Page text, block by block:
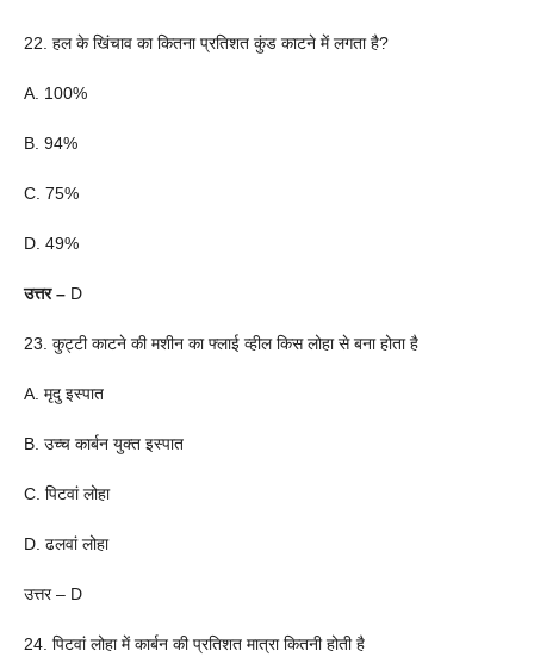
22. हल के खिंचाव का कितना प्रतिशत कुंड काटने में लगता है?
A. 100%
B. 94%
C. 75%
D. 49%
उत्तर – D
23. कुट्टी काटने की मशीन का फ्लाई व्हील किस लोहा से बना होता है
A. मृदु इस्पात
B. उच्च कार्बन युक्त इस्पात
C. पिटवां लोहा
D. ढलवां लोहा
उत्तर – D
24. पिटवां लोहा में कार्बन की प्रतिशत मात्रा कितनी होती है